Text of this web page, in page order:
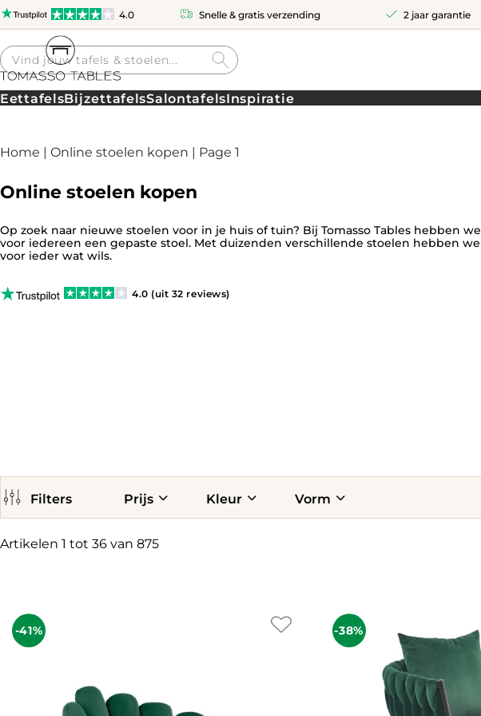
4.0 Snelle & gratis verzending 2 jaar garantie
Producten
zoeken
EettafelsBijzettafelsSalontafelsInspiratie
Home | Online stoelen kopen | Page 1
Online stoelen kopen
Op zoek naar nieuwe stoelen voor in je huis of tuin? Bij Tomasso Tables hebben we
voor iedereen een gepaste stoel. Met duizenden verschillende stoelen hebben we
voor ieder wat wils.
4.0 (uit 32 reviews)
Filters Prijs Kleur Vorm
Artikelen 1 tot 36 van 875
-41% -38%